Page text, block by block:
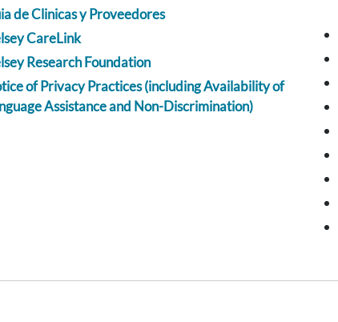
de Clinicas y Proveedores
CareLink
Research Foundation
of Privacy Practices (including Availability of
Assistance and Non-Discrimination)